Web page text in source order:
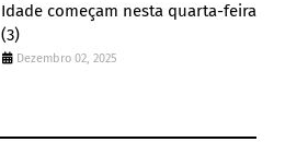
Idade começam nesta quarta-feira
(3)
Dezembro 02, 2025